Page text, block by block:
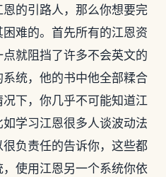
的引路人，那么你想要完
难的。首先所有的江恩资
就阻挡了许多不会英文的
统，他的书中他全部糅合
下，你几乎不可能知道江
学习江恩很多人谈波动法
负责任的告诉你，这些都
使用江恩另一个系统你依